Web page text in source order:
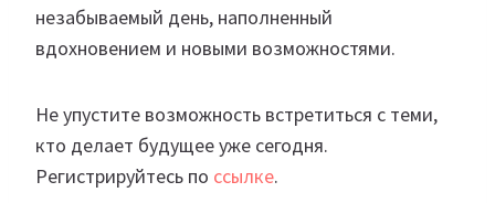
незабываемый день, наполненный
вдохновением и новыми возможностями.
Не упустите возможность встретиться с теми,
кто делает будущее уже сегодня.
Регистрируйтесь по ссылке.